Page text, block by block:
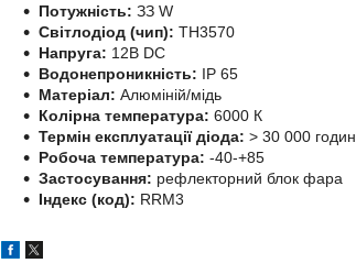
Потужність: ЗЗ W
Світлодіод (чип): ТН3570
Напруга: 12В DC
Водонепроникність: IP 65
Матеріал: Алюміній/мідь
Колірна температура: 6000 К
Термін експлуатації діода: > 30 000 годин
Робоча температура: -40-+85
Застосування: рефлекторний блок фара
Індекс (код): RRM3